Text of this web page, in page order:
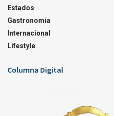
Estados
Gastronomía
Internacional
Lifestyle
Columna Digital